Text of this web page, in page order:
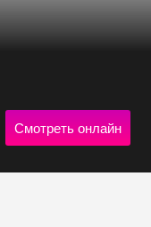
Смотреть онлайн